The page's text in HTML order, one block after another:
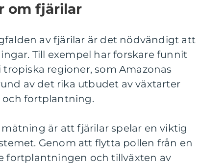
om fjärilar
av fjärilar är det nödvändigt att
Till exempel har forskare funnit
regioner, som Amazonas
av det rika utbudet av växtarter
och fortplantning.
är att fjärilar spelar en viktig
Genom att flytta pollen från en
fortplantningen och tillväxten av